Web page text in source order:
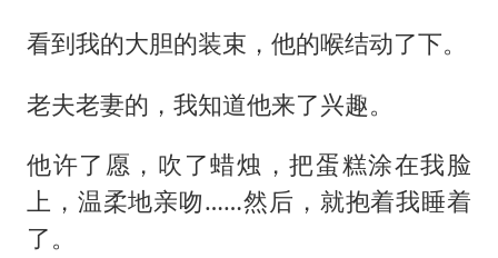
看到我的大胆的装束，他的喉结动了下。
老夫老妻的，我知道他来了兴趣。
他许了愿，吹了蜡烛，把蛋糕涂在我脸
上，温柔地亲吻……然后，就抱着我睡着
了。